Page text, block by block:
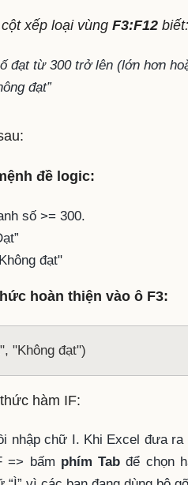
xếp loại vùng F3:F12 biết:
đạt từ 300 trở lên (lớn hơn
đạt”
đề logic:
số >= 300.
đạt"
hoàn thiện vào ô F3:
"Không đạt")
hàm IF:
nhập chữ I. Khi Excel đưa
=> bấm phím Tab để chọn